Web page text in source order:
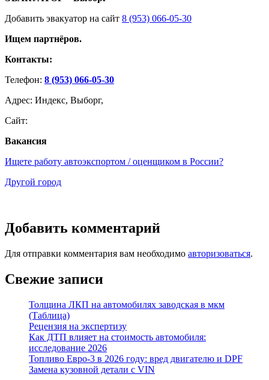
Добавить эвакуатор на сайт 8 (953) 066-05-30
Ищем партнёров.
Контакты:
Телефон: 8 (953) 066-05-30
Адрес: Индекс, Выборг,
Сайт:
Вакансия
Ищете работу автоэкспортом / оценщиком в России?
Другой город
Добавить комментарий
Для отправки комментария вам необходимо авторизоваться.
Свежие записи
Толщина ЛКП на автомобилях заводская в мкм
(Таблица)
Рецензия на экспертизу
Как ДТП влияет на стоимость автомобиля:
исследование 2026
Топливо Евро-3 в 2026 году: вред двигателю и DPF
Замена кузовной детали с VIN